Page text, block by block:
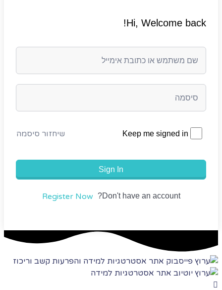
Hi, Welcome back!
Keep me signed in שיחזור סיסמה
Sign In
Don't have an account?
Register Now